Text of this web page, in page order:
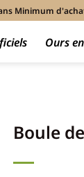
Minimum
Ours
Boule